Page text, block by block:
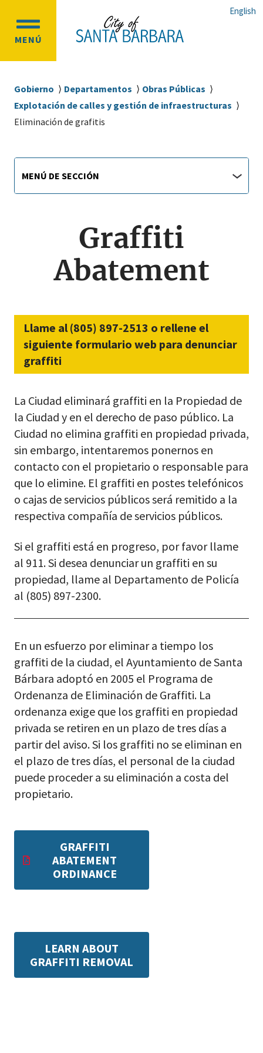
contenido
principal
navegación
English
MENÚ
OPEN
MENU
Sobrescribir
enlaces
de
a
la
Gobierno Departamentos
Obras Públicas
Explotación de calles y gestión de infraestructuras
Eliminación de grafitis
Main
navigation
de
sección
MENÚ DE SECCIÓN
Graffiti
Abatement
Llame al (805) 897-2513 o rellene el
siguiente formulario web para denunciar
graffiti
La Ciudad eliminará graffiti en la Propiedad de
la Ciudad y en el derecho de paso público. La
Ciudad no elimina graffiti en propiedad privada,
sin embargo, intentaremos ponernos en
contacto con el propietario o responsable para
que lo elimine. El graffiti en postes telefónicos
o cajas de servicios públicos será remitido a la
respectiva compañía de servicios públicos.
Si el graffiti está en progreso, por favor llame
al 911. Si desea denunciar un graffiti en su
propiedad, llame al Departamento de Policía
al (805) 897-2300.
En un esfuerzo por eliminar a tiempo los
graffiti de la ciudad, el Ayuntamiento de Santa
Bárbara adoptó en 2005 el Programa de
Ordenanza de Eliminación de Graffiti. La
ordenanza exige que los graffiti en propiedad
privada se retiren en un plazo de tres días a
partir del aviso. Si los graffiti no se eliminan en
el plazo de tres días, el personal de la ciudad
puede proceder a su eliminación a costa del
propietario.
GRAFFITI
ABATEMENT
ORDINANCE
LEARN ABOUT
GRAFFITI REMOVAL